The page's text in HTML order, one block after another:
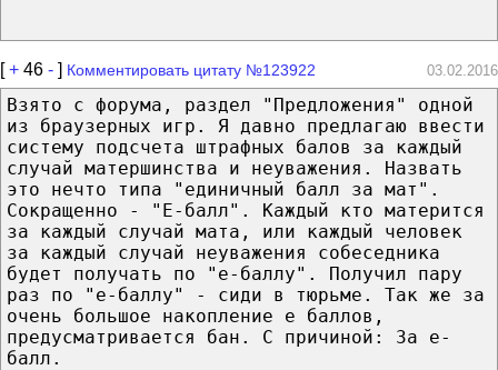
[+ 46 - ] Комментировать цитату №123922 03.02.2016
Взято с форума, раздел "Предложения" одной
из браузерных игр. Я давно предлагаю ввести
систему подсчета штрафных балов за каждый
случай матершинства и неуважения. Назвать
это нечто типа "единичный балл за мат".
Сокращенно - "Е-балл". Каждый кто матерится
за каждый случай мата, или каждый человек
за каждый случай неуважения собеседника
будет получать по "е-баллу". Получил пару
раз по "е-баллу" - сиди в тюрьме. Так же за
очень большое накопление е баллов,
предусматривается бан. С причиной: За е-
балл.